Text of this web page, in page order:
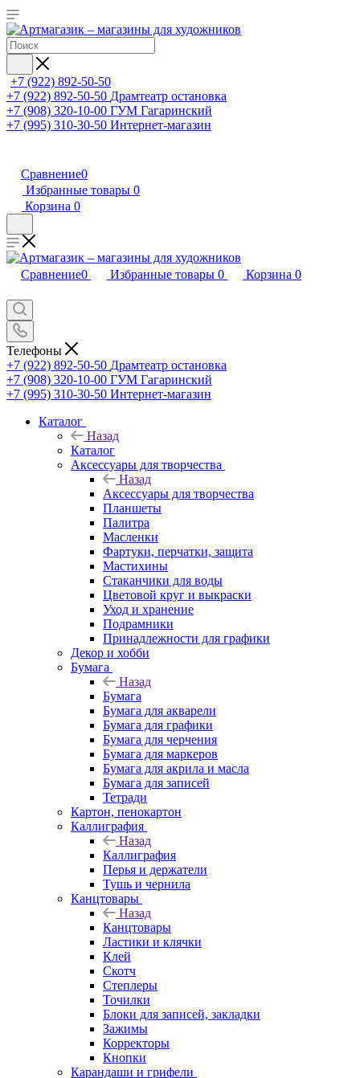
+7 (922) 892-50-50
+7 (922) 892-50-50 Драмтеатр остановка
+7 (908) 320-10-00 ГУМ Гагаринский
+7 (995) 310-30-50 Интернет-магазин
Сравнение0
Избранные товары 0
Корзина 0
Сравнение0 Избранные товары 0 Корзина 0
Телефоны
+7 (922) 892-50-50 Драмтеатр остановка
+7 (908) 320-10-00 ГУМ Гагаринский
+7 (995) 310-30-50 Интернет-магазин
Каталог
Назад
Каталог
Аксессуары для творчества
Назад
Аксессуары для творчества
Планшеты
Палитра
Масленки
Фартуки, перчатки, защита
Мастихины
Стаканчики для воды
Цветовой круг и выкраски
Уход и хранение
Подрамники
Принадлежности для графики
Декор и хобби
Бумага
Назад
Бумага
Бумага для акварели
Бумага для графики
Бумага для черчения
Бумага для маркеров
Бумага для акрила и масла
Бумага для записей
Тетради
Картон, пенокартон
Каллиграфия
Назад
Каллиграфия
Перья и держатели
Тушь и чернила
Канцтовары
Назад
Канцтовары
Ластики и клячки
Клей
Скотч
Степлеры
Точилки
Блоки для записей, закладки
Зажимы
Корректоры
Кнопки
Карандаши и грифели